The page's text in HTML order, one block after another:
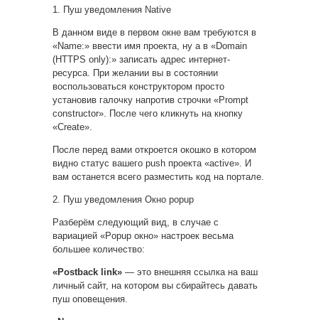
1. Пуш уведомления Native
В данном виде в первом окне вам требуются в
«Name:» ввести имя проекта, ну а в «Domain
(HTTPS only):» записать адрес интернет-
ресурса. При желании вы в состоянии
воспользоваться конструктором просто
установив галочку напротив строчки «Prompt
constructor». После чего кликнуть на кнопку
«Create».
После перед вами откроется окошко в котором
видно статус вашего push проекта «active». И
вам останется всего разместить код на портале.
2. Пуш уведомления Окно popup
Разберём следующий вид, в случае с
вариацией «Popup окно» настроек весьма
большее количество:
«Postback link» — это внешняя ссылка на ваш
личный сайт, на котором вы сбирайтесь давать
пуш оповещения.